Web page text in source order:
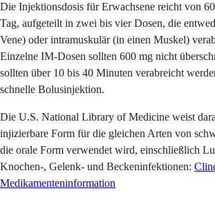
Die Injektionsdosis für Erwachsene reicht von
Tag, aufgeteilt in zwei bis vier Dosen, die
Vene) oder intramuskulär (in einen Muskel)
Einzelne IM-Dosen sollten 600 mg nicht
sollten über 10 bis 40 Minuten verabreicht
schnelle Bolusinjektion.
Die U.S. National Library of Medicine weist
injizierbare Form für die gleichen Arten von
die orale Form verwendet wird, einschließlich
Knochen-, Gelenk- und Beckeninfektionen:
Medikamenteninformation